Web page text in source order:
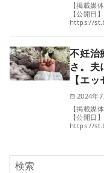
【掲載媒
【公開日
https://
不妊治
さ。夫
【エ
2024年7
【掲載媒
【公開日
https://